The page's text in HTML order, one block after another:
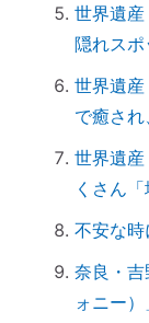
して
究極
して
音で
る
るコツ
非常
世界遺
隠れス
世界遺
で癒され
世界遺
くさん
不安な時
奈良・
ォニー）